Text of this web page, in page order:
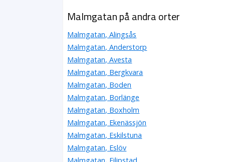
Malmgatan på andra orter
Malmgatan, Alingsås
Malmgatan, Anderstorp
Malmgatan, Avesta
Malmgatan, Bergkvara
Malmgatan, Boden
Malmgatan, Borlänge
Malmgatan, Boxholm
Malmgatan, Ekenässjön
Malmgatan, Eskilstuna
Malmgatan, Eslöv
Malmgatan, Filipstad